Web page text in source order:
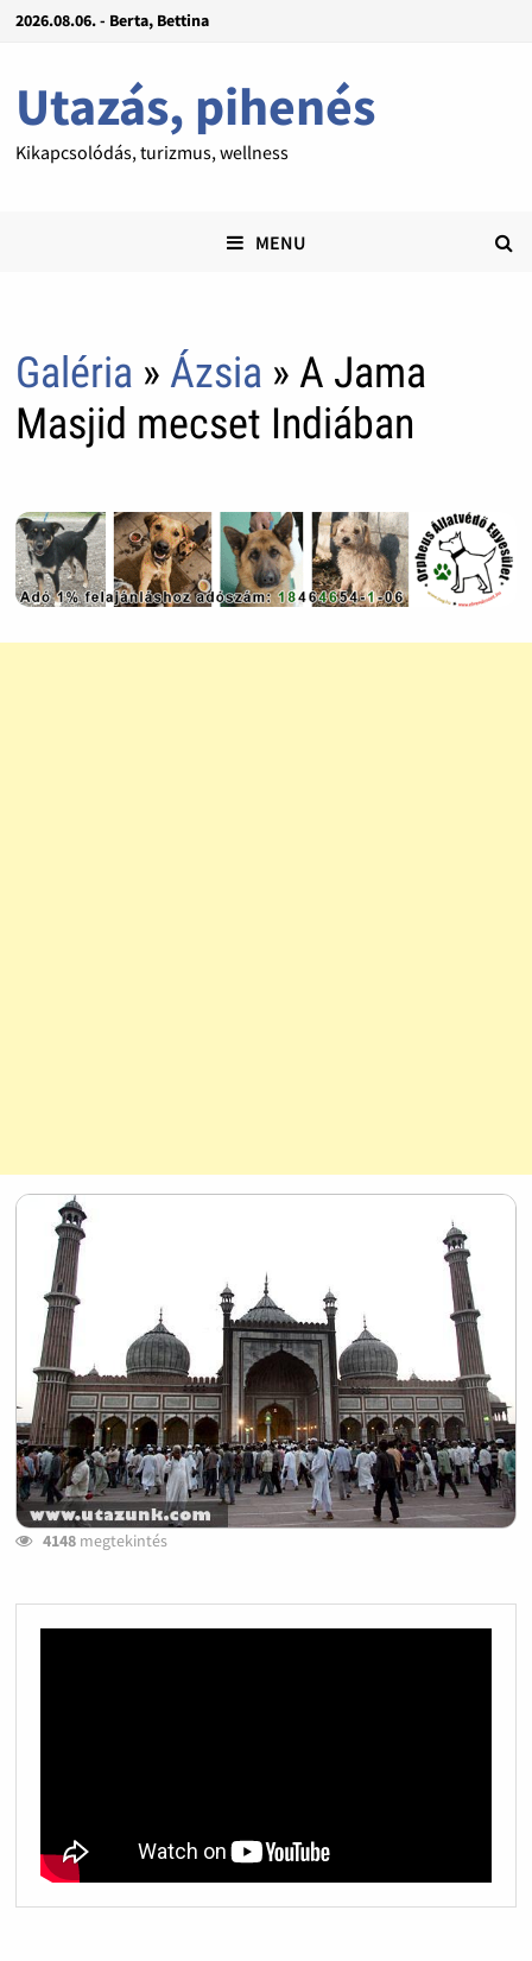
2026.08.06. - Berta, Bettina
Utazás, pihenés
Kikapcsolódás, turizmus, wellness
MENU
Galéria » Ázsia » A Jama
Masjid mecset Indiában
4148megtekintés